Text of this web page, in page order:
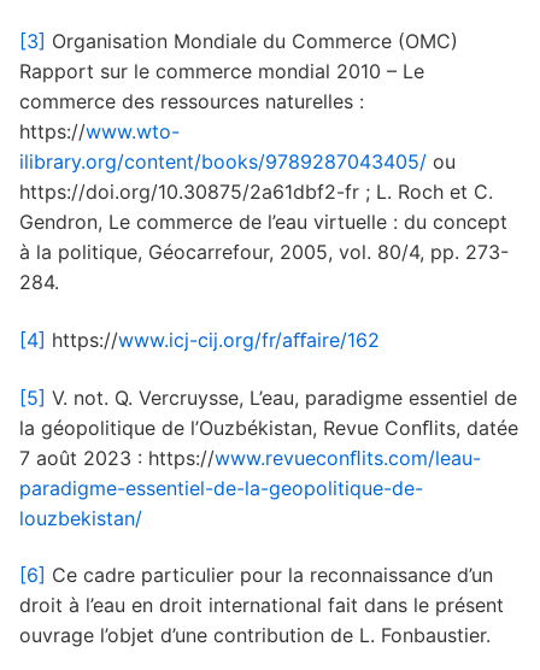
[3] Organisation Mondiale du Commerce (OMC)
Rapport sur le commerce mondial 2010 – Le
commerce des ressources naturelles :
https://www.wto-
ilibrary.org/content/books/9789287043405/ ou
https://doi.org/10.30875/2a61dbf2-fr ; L. Roch et C.
Gendron, Le commerce de l’eau virtuelle : du concept
à la politique, Géocarrefour, 2005, vol. 80/4, pp. 273-
284.
[4] https://www.icj-cij.org/fr/aﬀaire/162
[5] V. not. Q. Vercruysse, L’eau, paradigme essentiel de
la géopolitique de l’Ouzbékistan, Revue Conﬂits, datée
7 août 2023 : https://www.revueconﬂits.com/leau-
paradigme-essentiel-de-la-geopolitique-de-
louzbekistan/
[6] Ce cadre particulier pour la reconnaissance d’un
droit à l’eau en droit international fait dans le présent
ouvrage l’objet d’une contribution de L. Fonbaustier.